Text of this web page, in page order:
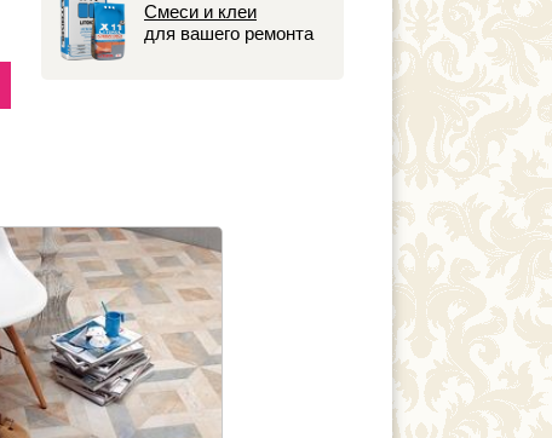
Смеси и клеи
для вашего ремонта